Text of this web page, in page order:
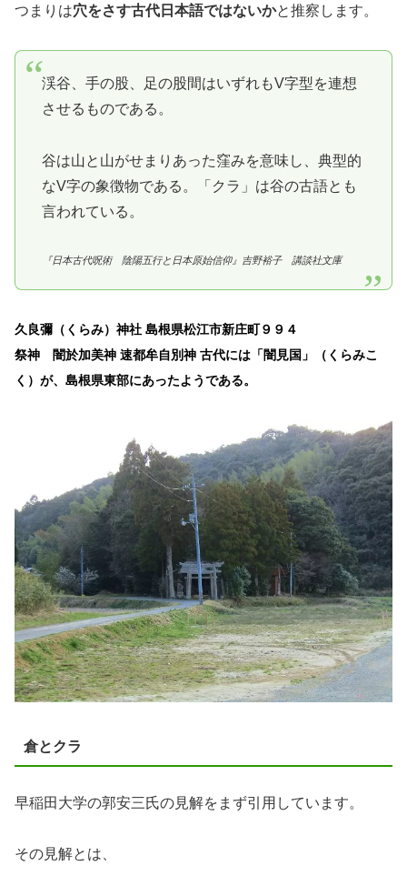
つまりは穴をさす古代日本語ではないかと推察します。
渓谷、手の股、足の股間はいずれもV字型を連想
させるものである。
谷は山と山がせまりあった窪みを意味し、典型的
なV字の象徴物である。「クラ」は谷の古語とも
言われている。
『日本古代呪術 陰陽五行と日本原始信仰』吉野裕子 講談社文庫
久良彌（くらみ）神社 島根県松江市新庄町９９４
祭神 闇於加美神 速都牟自別神 古代には「闇見国」（くらみこ
く）が、島根県東部にあったようである。
倉とクラ
早稲田大学の郭安三氏の見解をまず引用しています。
その見解とは、